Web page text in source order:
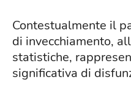
Contestualmente il
di invecchiamento,
statistiche,
significativa di